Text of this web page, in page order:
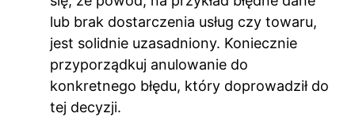
lub brak dostarczenia usług czy towaru,
jest solidnie uzasadniony. Koniecznie
przyporządkuj anulowanie do
konkretnego błędu, który doprowadził do
tej decyzji.